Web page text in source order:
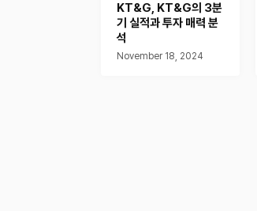
KT&G, KT&G의 3분
기 실적과 투자 매력 분
석
November 18, 2024